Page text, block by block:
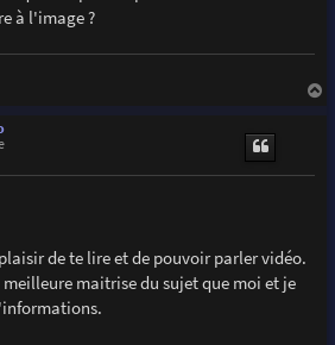
à l'image ?
de te lire et de pouvoir parler vidéo.
meilleure maitrise du sujet que moi et je